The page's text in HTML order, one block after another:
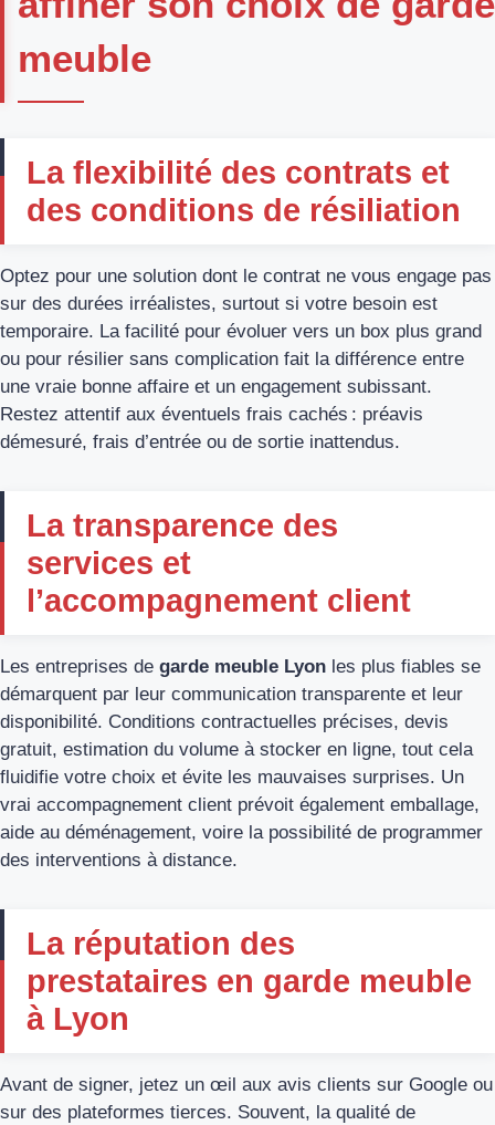
meuble
La flexibilité des contrats et
des conditions de résiliation
Optez pour une solution dont le contrat ne vous engage pas
sur des durées irréalistes, surtout si votre besoin est
temporaire. La facilité pour évoluer vers un box plus grand
ou pour résilier sans complication fait la différence entre
une vraie bonne affaire et un engagement subissant.
Restez attentif aux éventuels frais cachés : préavis
démesuré, frais d’entrée ou de sortie inattendus.
La transparence des
services et
l’accompagnement client
Les entreprises de garde meuble Lyon les plus fiables se
démarquent par leur communication transparente et leur
disponibilité. Conditions contractuelles précises, devis
gratuit, estimation du volume à stocker en ligne, tout cela
fluidifie votre choix et évite les mauvaises surprises. Un
vrai accompagnement client prévoit également emballage,
aide au déménagement, voire la possibilité de programmer
des interventions à distance.
La réputation des
prestataires en garde meuble
à Lyon
Avant de signer, jetez un œil aux avis clients sur Google ou
sur des plateformes tierces. Souvent, la qualité de